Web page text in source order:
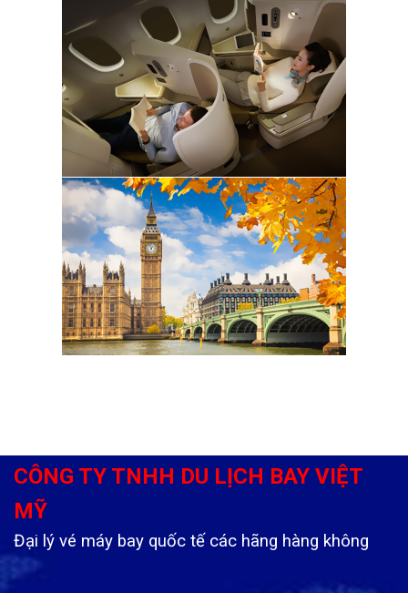
CÔNG TY TNHH DU LỊCH BAY VIỆT
MỸ
Đại lý vé máy bay quốc tế các hãng hàng không